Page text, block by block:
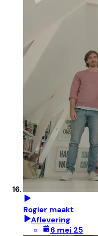
Rogier maakt
Aflevering
6 mei 25